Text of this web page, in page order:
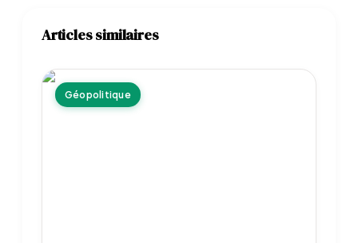
Articles similaires
Géopolitique